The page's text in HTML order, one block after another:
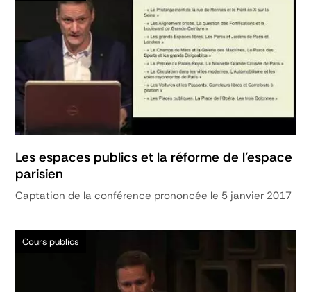
Les espaces publics et la réforme de l'espace
parisien
Captation de la conférence prononcée le 5 janvier 2017
Cours publics